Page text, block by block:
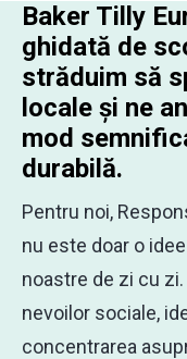
Baker Tilly
ghidată de
străduim să
locale și ne
mod
durabilă.
Pentru noi,
nu este doar o
noastre de zi cu
nevoilor sociale,
concentrarea